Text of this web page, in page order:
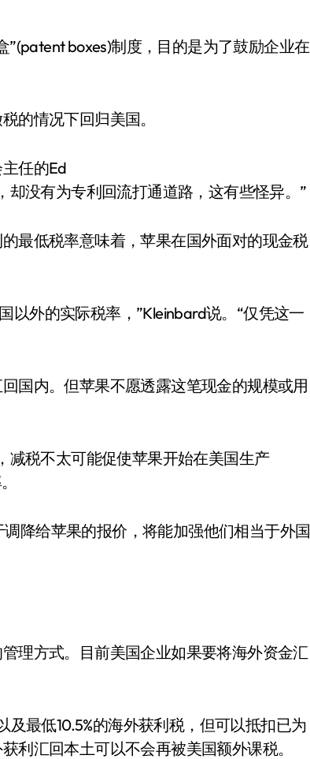
boxes)制度，目的是为了鼓励企业在
的情况下回归美国。
任的Ed
却没有为专利回流打通道路，这有些怪异。”
最低税率意味着，苹果在国外面对的现金税
以外的实际税率，”Kleinbard说。“仅凭这一
国内。但苹果不愿透露这笔现金的规模或用
减税不太可能促使苹果开始在美国生产
降给苹果的报价，将能加强他们相当于外国
理方式。目前美国企业如果要将海外资金汇
最低10.5%的海外获利税，但可以抵扣已为
利汇回本土可以不会再被美国额外课税。